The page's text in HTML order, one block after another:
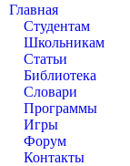
Главная
Студентам
Школьникам
Статьи
Библиотека
Словари
Программы
Игры
Форум
Контакты